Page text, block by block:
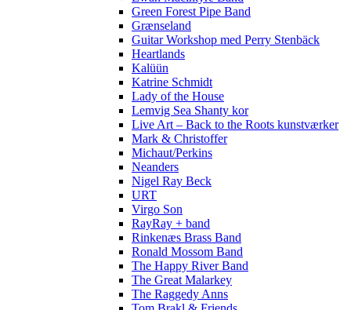
Green Forest Pipe Band
Grænseland
Guitar Workshop med Perry Stenbäck
Heartlands
Kalüün
Katrine Schmidt
Lady of the House
Lemvig Sea Shanty kor
Live Art – Back to the Roots kunstværker
Mark & Christoffer
Michaut/Perkins
Neanders
Nigel Ray Beck
URT
Virgo Son
RayRay + band
Rinkenæs Brass Band
Ronald Mossom Band
The Happy River Band
The Great Malarkey
The Raggedy Anns